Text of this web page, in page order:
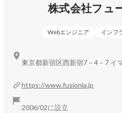
株式会社フュ
Webエンジニア インフ
https://www.fusionia.jp
2006/02に設立
東京都新宿区西新宿7－4－7 イ